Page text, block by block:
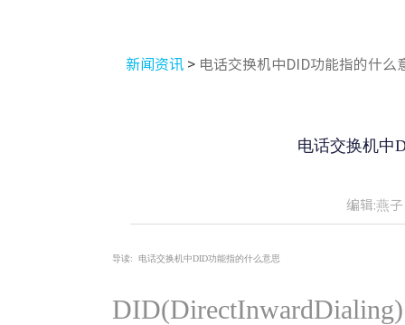
新闻资讯 > 电话交换机中DID功能指的什么
电话交换机中
编辑:燕子
导读: 电话交换机中DID功能指的什么意思